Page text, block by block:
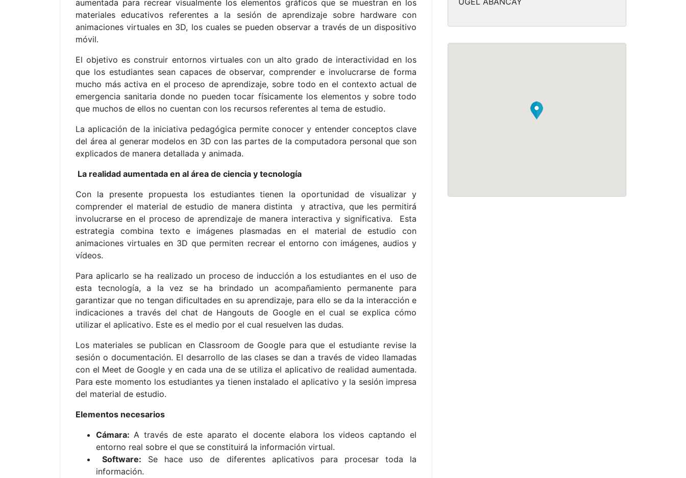
aumentada para recrear visualmente los elementos gráficos que se muestran en los
materiales educativos referentes a la sesión de aprendizaje sobre hardware con
animaciones virtuales en 3D, los cuales se pueden observar a través de un dispositivo
móvil.
Elobjetivo es construir entornos virtuales con un alto grado de interactividad en los
que los estudiantes sean capaces de observar, comprender e involucrarse de forma
mucho más activa en el proceso de aprendizaje, sobre todo en el contexto actual de
emergencia sanitaria donde no pueden tocar físicamente los elementos y sobre todo
que muchos de ellos no cuentan con los recursos referentes al tema de estudio.
La aplicación de la iniciativa pedagógica permite conocer y entender conceptos clave
del área al generar modelos en 3D con las partes de la computadora personal que son
explicados de manera detallada y animada.
La realidad aumentada en al área de ciencia y tecnología
Con la presente propuesta los estudiantes tienen la oportunidad de visualizar y
comprender el material de estudio de manera distinta y atractiva, que les permitirá
involucrarse en el proceso de aprendizaje de manera interactiva y significativa. Esta
estrategia combina texto e imágenes plasmadas en el material de estudio con
animaciones virtuales en 3D que permiten recrear el entorno con imágenes, audios y
vídeos.
Para aplicarlo se ha realizado un proceso de inducción a los estudiantes en el uso de
esta tecnología, a la vez se ha brindado un acompañamiento permanente para
garantizar que no tengan dificultades en su aprendizaje, para ello se da la interacción e
indicaciones a través del chat de Hangouts de Google en el cual se explica cómo
utilizar el aplicativo. Este es el medio por el cual resuelven las dudas.
Los materiales se publican en Classroom de Google para que el estudiante revise la
sesión o documentación. El desarrollo de las clases se dan a través de video llamadas
con el Meet de Google y en cada una de se utiliza el aplicativo de realidad aumentada.
Para este momento los estudiantes ya tienen instalado el aplicativo y la sesión impresa
del material de estudio.
Elementos necesarios
Cámara: A través de este aparato el docente elabora los videos captando el
entorno real sobre el que se constituirá la información virtual.
Software: Se hace uso de diferentes aplicativos para procesar toda la
información.